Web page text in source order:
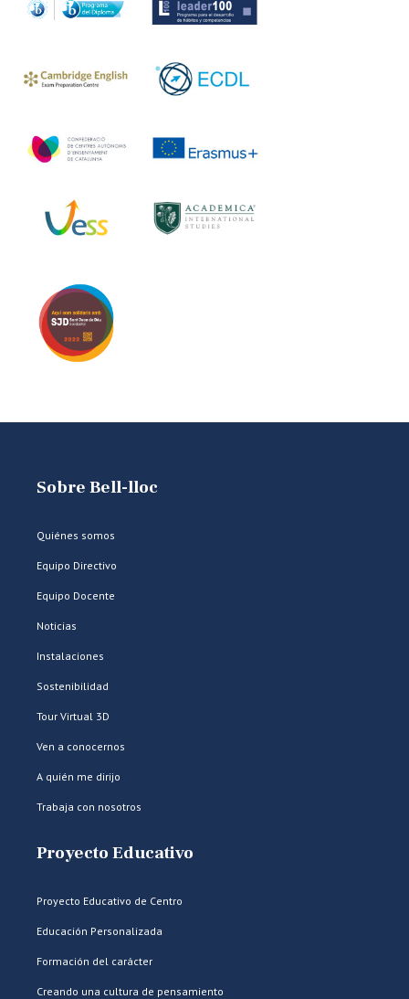
Sobre Bell-lloc
Quiénes somos
Equipo Directivo
Equipo Docente
Noticias
Instalaciones
Sostenibilidad
Tour Virtual 3D
Ven a conocernos
A quién me dirijo
Trabaja con nosotros
Proyecto Educativo
Proyecto Educativo de Centro
Educación Personalizada
Formación del carácter
Creando una cultura de pensamiento